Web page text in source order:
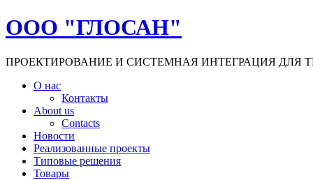
ООО "ГЛОСАН"
ПРОЕКТИРОВАНИЕ И СИСТЕМНАЯ ИНТЕГРАЦИЯ ДЛЯ
О нас
Контакты
About us
Contacts
Новости
Реализованные проекты
Типовые решения
Товары